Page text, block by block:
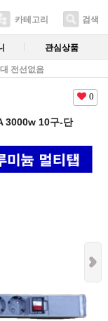
카테고리 검색
관심상품
전선없음
0
3000w 10구-단